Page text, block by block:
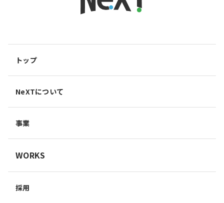
トップ
NeXTについて
事業
WORKS
採用